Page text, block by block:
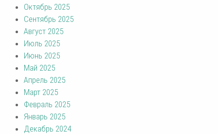
Октябрь 2025
Сентябрь 2025
Август 2025
Июль 2025
Июнь 2025
Май 2025
Апрель 2025
Март 2025
Февраль 2025
Январь 2025
Декабрь 2024